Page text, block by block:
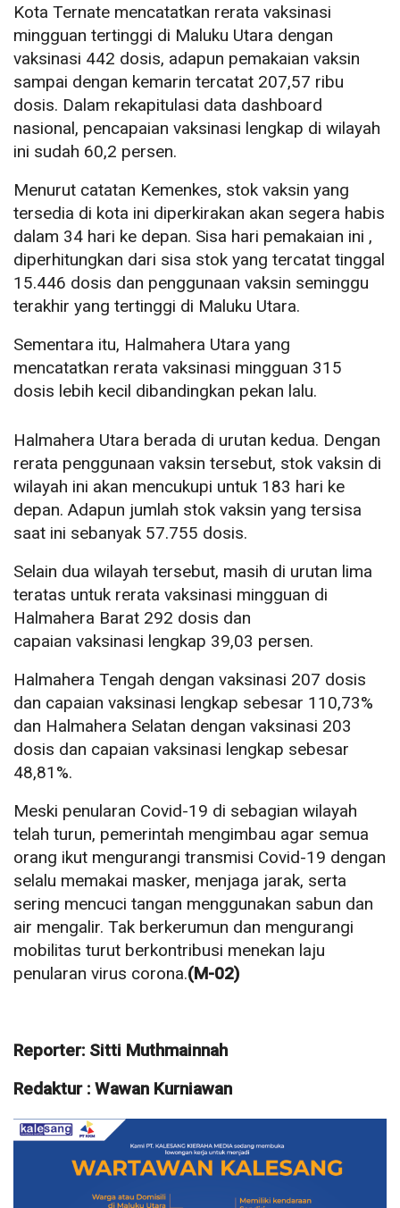
Kota Ternate mencatatkan rerata vaksinasi
mingguan tertinggi di Maluku Utara dengan
vaksinasi 442 dosis, adapun pemakaian vaksin
sampai dengan kemarin tercatat 207,57 ribu
dosis. Dalam rekapitulasi data dashboard
nasional, pencapaian vaksinasi lengkap di wilayah
ini sudah 60,2 persen.
Menurut catatan Kemenkes, stok vaksin yang
tersedia di kota ini diperkirakan akan segera habis
dalam 34 hari ke depan. Sisa hari pemakaian ini ,
diperhitungkan dari sisa stok yang tercatat tinggal
15.446 dosis dan penggunaan vaksin seminggu
terakhir yang tertinggi di Maluku Utara.
Sementara itu, Halmahera Utara yang
mencatatkan rerata vaksinasi mingguan 315
dosis lebih kecil dibandingkan pekan lalu.
Halmahera Utara berada di urutan kedua. Dengan
rerata penggunaan vaksin tersebut, stok vaksin di
wilayah ini akan mencukupi untuk 183 hari ke
depan. Adapun jumlah stok vaksin yang tersisa
saat ini sebanyak 57.755 dosis.
Selain dua wilayah tersebut, masih di urutan lima
teratas untuk rerata vaksinasi mingguan di
Halmahera Barat 292 dosis dan
capaian vaksinasi lengkap 39,03 persen.
Halmahera Tengah dengan vaksinasi 207 dosis
dan capaian vaksinasi lengkap sebesar 110,73%
dan Halmahera Selatan dengan vaksinasi 203
dosis dan capaian vaksinasi lengkap sebesar
48,81%.
Meski penularan Covid-19 di sebagian wilayah
telah turun, pemerintah mengimbau agar semua
orang ikut mengurangi transmisi Covid-19 dengan
selalu memakai masker, menjaga jarak, serta
sering mencuci tangan menggunakan sabun dan
air mengalir. Tak berkerumun dan mengurangi
mobilitas turut berkontribusi menekan laju
penularan virus corona.(M-02)
Reporter: Sitti Muthmainnah
Redaktur : Wawan Kurniawan